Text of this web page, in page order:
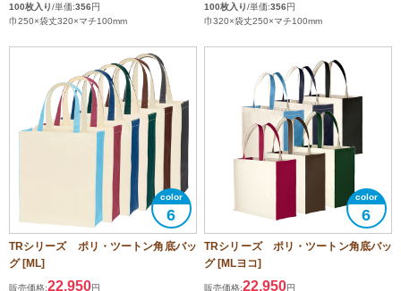
100枚入り/単価:356円
巾250×袋丈320×マチ100mm
100枚入り/単価:356円
巾320×袋丈250×マチ100mm
6
TRシリーズ ポリ・ツートン角底バッ
グ [ML]
販売価格:22,950円
6
TRシリーズ ポリ・ツートン角底バッ
グ [MLヨコ]
販売価格:22,950円